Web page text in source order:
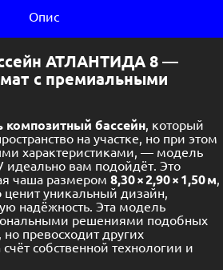
Опис
АТЛАНТИДА 8 —
с премиальными
композитный бассейн, который
на участке, но при этом
характеристиками, — модель
идеально вам подойдёт. Это
чаша размером 8,30 × 2,90 × 1,50 м,
ценит уникальный дизайн,
надёжность. Эта модель
решениями подобных
превосходит других
собственной технологии и